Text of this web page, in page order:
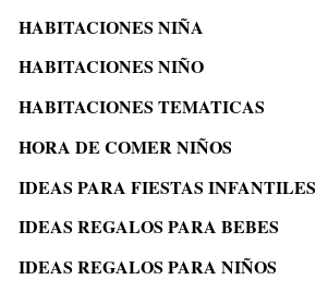
HABITACIONES NIÑA
HABITACIONES NIÑO
HABITACIONES TEMATICAS
HORA DE COMER NIÑOS
IDEAS PARA FIESTAS INFANTILES
IDEAS REGALOS PARA BEBES
IDEAS REGALOS PARA NIÑOS